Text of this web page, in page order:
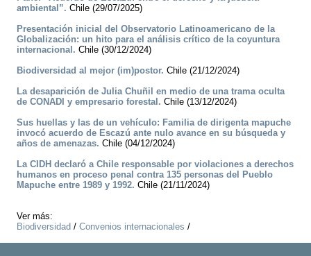
ambiental”. Chile (29/07/2025)
Presentación inicial del Observatorio Latinoamericano de la
Globalización: un hito para el análisis crítico de la coyuntura
internacional. Chile (30/12/2024)
Biodiversidad al mejor (im)postor. Chile (21/12/2024)
La desaparición de Julia Chuñil en medio de una trama oculta
de CONADI y empresario forestal. Chile (13/12/2024)
Sus huellas y las de un vehículo: Familia de dirigenta mapuche
invocó acuerdo de Escazú ante nulo avance en su búsqueda y
años de amenazas. Chile (04/12/2024)
La CIDH declaró a Chile responsable por violaciones a derechos
humanos en proceso penal contra 135 personas del Pueblo
Mapuche entre 1989 y 1992. Chile (21/11/2024)
Ver más:
Biodiversidad / Convenios internacionales /